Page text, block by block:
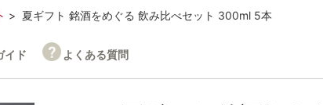
夏ギフト 銘酒をめぐる 飲み比べセット 300ml 5本
イド よくある質問